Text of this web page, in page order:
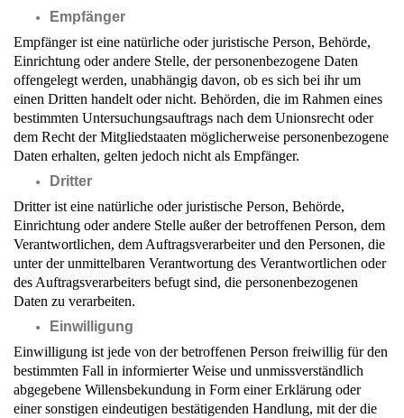
Empfänger
Empfänger ist eine natürliche oder juristische Person, Behörde,
Einrichtung oder andere Stelle, der personenbezogene Daten
offengelegt werden, unabhängig davon, ob es sich bei ihr um
einen Dritten handelt oder nicht. Behörden, die im Rahmen eines
bestimmten Untersuchungsauftrags nach dem Unionsrecht oder
dem Recht der Mitgliedstaaten möglicherweise personenbezogene
Daten erhalten, gelten jedoch nicht als Empfänger.
Dritter
Dritter ist eine natürliche oder juristische Person, Behörde,
Einrichtung oder andere Stelle außer der betroffenen Person, dem
Verantwortlichen, dem Auftragsverarbeiter und den Personen, die
unter der unmittelbaren Verantwortung des Verantwortlichen oder
des Auftragsverarbeiters befugt sind, die personenbezogenen
Daten zu verarbeiten.
Einwilligung
Einwilligung ist jede von der betroffenen Person freiwillig für den
bestimmten Fall in informierter Weise und unmissverständlich
abgegebene Willensbekundung in Form einer Erklärung oder
einer sonstigen eindeutigen bestätigenden Handlung, mit der die